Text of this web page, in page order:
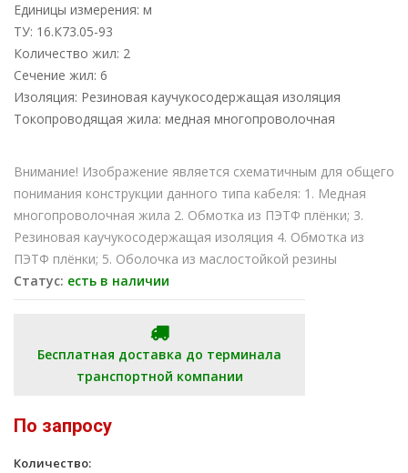
Единицы измерения: м
ТУ: 16.К73.05-93
Количество жил: 2
Сечение жил: 6
Изоляция: Резиновая каучукосодержащая изоляция
Токопроводящая жила: медная многопроволочная
Внимание! Изображение является схематичным для общего
понимания конструкции данного типа кабеля: 1. Медная
многопроволочная жила 2. Обмотка из ПЭТФ плёнки; 3.
Резиновая каучукосодержащая изоляция 4. Обмотка из
ПЭТФ плёнки; 5. Оболочка из маслостойкой резины
Статус: есть в наличии
Бесплатная доставка до терминала
транспортной компании
По запросу
Количество: